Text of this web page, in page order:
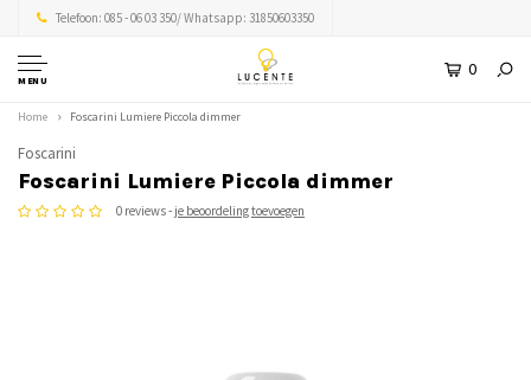
Telefoon: 085 - 06 03 350/ Whatsapp: 31850603350
MENU
0
Home Foscarini Lumiere Piccola dimmer
Foscarini
Foscarini Lumiere Piccola dimmer
0 reviews - je beoordeling toevoegen